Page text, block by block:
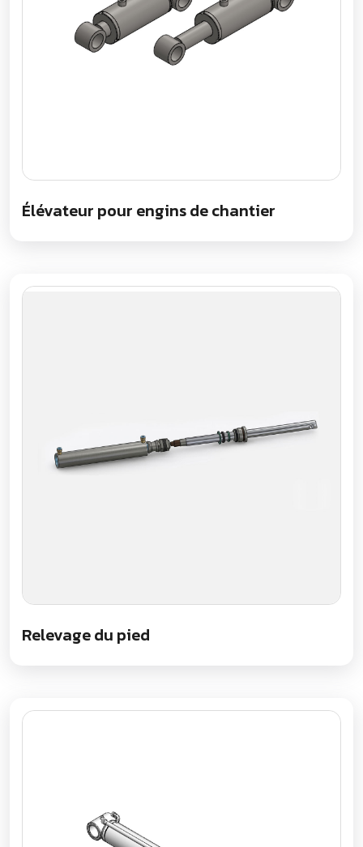
Élévateur pour engins de chantier
Relevage du pied